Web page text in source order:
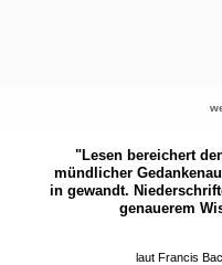
"Lesen bereichert
mündlicher
in gewandt.
genauerem
laut Francis